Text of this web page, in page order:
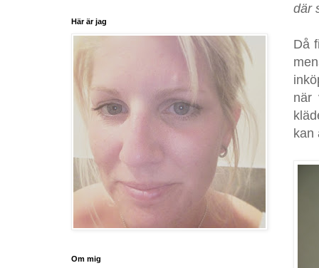
där
Då
när
kan
Här är jag
Om mig